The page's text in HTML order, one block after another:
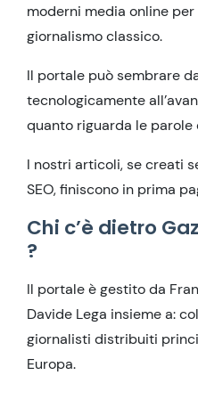
moderni media online
giornalismo classico.
Il portale può sembrare
tecnologicamente
quanto riguarda le parole
I nostri articoli, se creati
SEO, finiscono in prima
Chi c’è dietro
?
Il portale è gestito da
Davide Lega insieme a:
giornalisti distribuiti
Europa.